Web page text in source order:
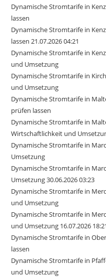
Dynamische Stromtarife in
lassen
Dynamische Stromtarife in
lassen 21.07.2026 04:21
Dynamische Stromtarife in
und Umsetzung
Dynamische Stromtarife in
und Umsetzung
Dynamische Stromtarife in
prüfen lassen
Dynamische Stromtarife in
Wirtschaftlichkeit und
Dynamische Stromtarife in
Umsetzung
Dynamische Stromtarife in
Umsetzung 30.06.2026 03:23
Dynamische Stromtarife in
und Umsetzung
Dynamische Stromtarife in
und Umsetzung 16.07.2026
Dynamische Stromtarife in
lassen
Dynamische Stromtarife in
und Umsetzung